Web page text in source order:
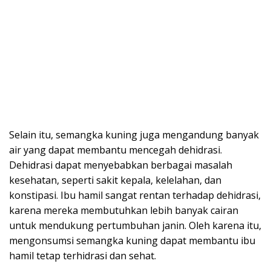
Selain itu, semangka kuning juga mengandung banyak
air yang dapat membantu mencegah dehidrasi.
Dehidrasi dapat menyebabkan berbagai masalah
kesehatan, seperti sakit kepala, kelelahan, dan
konstipasi. Ibu hamil sangat rentan terhadap dehidrasi,
karena mereka membutuhkan lebih banyak cairan
untuk mendukung pertumbuhan janin. Oleh karena itu,
mengonsumsi semangka kuning dapat membantu ibu
hamil tetap terhidrasi dan sehat.